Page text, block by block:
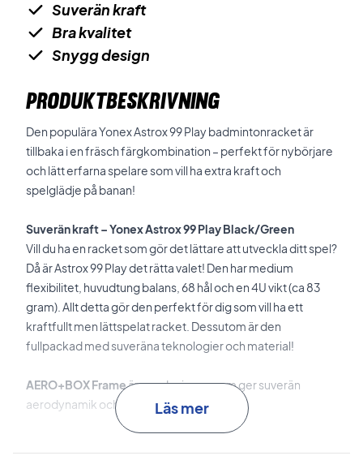
Suverän kraft
Bra kvalitet
Snygg design
PRODUKTBESKRIVNING
Den populära Yonex Astrox 99 Play badmintonracket är
tillbaka i en fräsch färgkombination – perfekt för nybörjare
och lätt erfarna spelare som vill ha extra kraft och
spelglädje på banan!
Suverän kraft – Yonex Astrox 99 Play Black/Green
Vill du ha en racket som gör det lättare att utveckla ditt spel?
Då är Astrox 99 Play det rätta valet! Den har medium
flexibilitet, huvudtung balans, 68 hål och en 4U vikt (ca 83
gram). Allt detta gör den perfekt för dig som vill ha ett
kraftfullt men lättspelat racket. Dessutom är den
fullpackad med suveräna teknologier och material!
AERO+BOX Frameär ramdesignen som ger suverän
aerodynamik och bra känsla i slagen.
Läs mer